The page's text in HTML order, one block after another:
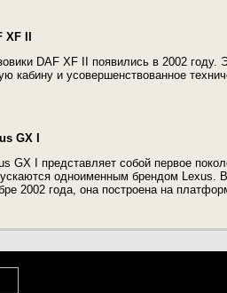
XF II
DAF XF II появились в 2002
кабину и усовершенствованное
GX I
GX I представляет собой первое
одноименным брендом Lexus.
2002 года, она построена на